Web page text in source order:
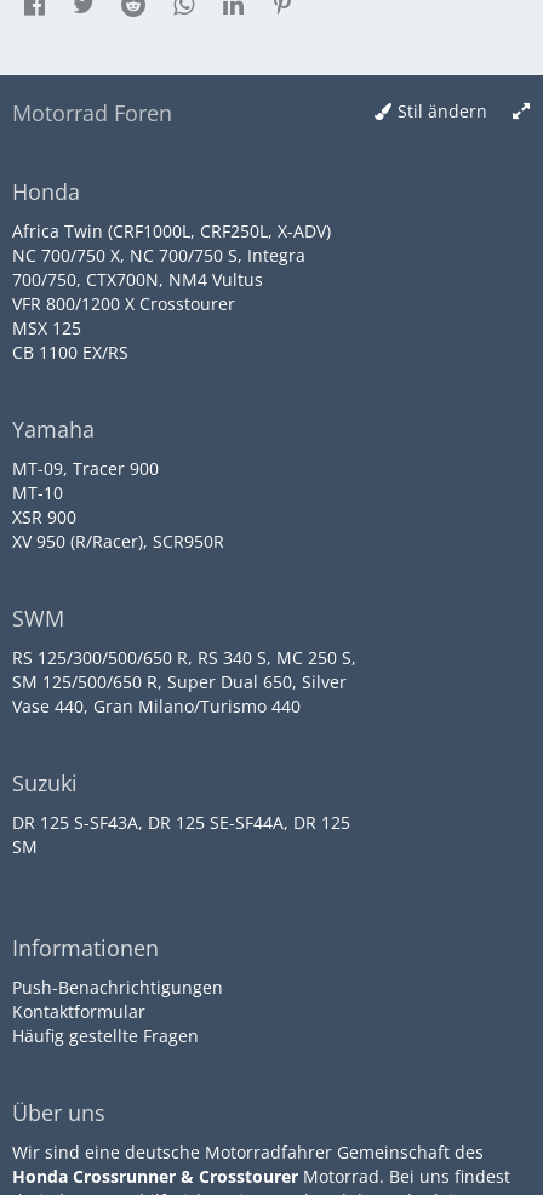
Stil ändern
Motorrad Foren
Honda
Africa Twin (CRF1000L, CRF250L, X-ADV)
NC 700/750 X, NC 700/750 S, Integra
700/750, CTX700N, NM4 Vultus
VFR 800/1200 X Crosstourer
MSX 125
CB 1100 EX/RS
Yamaha
MT-09, Tracer 900
MT-10
XSR 900
XV 950 (R/Racer), SCR950R
SWM
RS 125/300/500/650 R, RS 340 S, MC 250 S,
SM 125/500/650 R, Super Dual 650, Silver
Vase 440, Gran Milano/Turismo 440
Suzuki
DR 125 S-SF43A, DR 125 SE-SF44A, DR 125
SM
Informationen
Push-Benachrichtigungen
Kontaktformular
Häufig gestellte Fragen
Über uns
Wir sind eine deutsche Motorradfahrer Gemeinschaft des
Honda Crossrunner & Crosstourer Motorrad. Bei uns findest